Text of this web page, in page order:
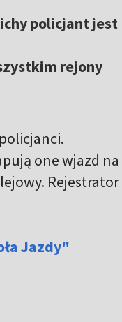
policjant jest
rejony
one wjazd na
Rejestrator
Jazdy"